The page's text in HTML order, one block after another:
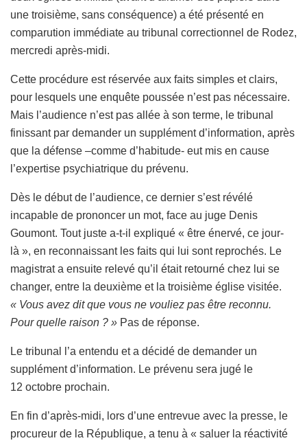
une troisième, sans conséquence) a été présenté en
comparution immédiate au tribunal correctionnel de Rodez,
mercredi après-midi.
Cette procédure est réservée aux faits simples et clairs,
pour lesquels une enquête poussée n’est pas nécessaire.
Mais l’audience n’est pas allée à son terme, le tribunal
finissant par demander un supplément d’information, après
que la défense –comme d’habitude- eut mis en cause
l’expertise psychiatrique du prévenu.
Dès le début de l’audience, ce dernier s’est révélé
incapable de prononcer un mot, face au juge Denis
Goumont. Tout juste a-t-il expliqué « être énervé, ce jour-
là », en reconnaissant les faits qui lui sont reprochés. Le
magistrat a ensuite relevé qu’il était retourné chez lui se
changer, entre la deuxième et la troisième église visitée.
« Vous avez dit que vous ne vouliez pas être reconnu.
Pour quelle raison ? » Pas de réponse.
Le tribunal l’a entendu et a décidé de demander un
supplément d’information. Le prévenu sera jugé le
12 octobre prochain.
En fin d’après-midi, lors d’une entrevue avec la presse, le
procureur de la République, a tenu à « saluer la réactivité